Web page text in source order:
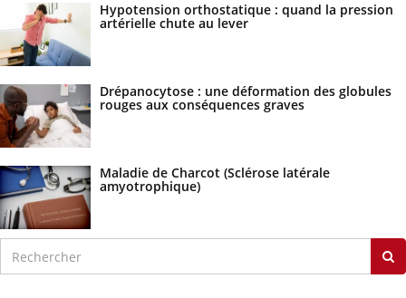
Hypotension orthostatique : quand la pression
artérielle chute au lever
Drépanocytose : une déformation des globules
rouges aux conséquences graves
Maladie de Charcot (Sclérose latérale
amyotrophique)